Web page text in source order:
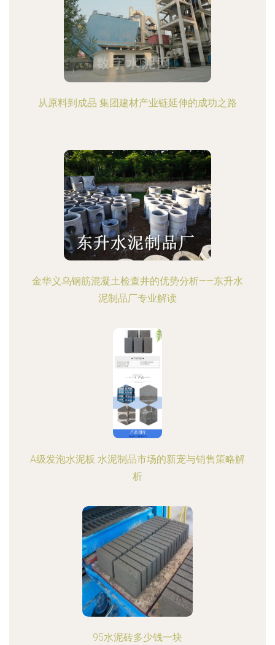
从原料到成品 集团建材产业链延伸的成功之路
金华义乌钢筋混凝土检查井的优势分析——东升水
泥制品厂专业解读
A级发泡水泥板 水泥制品市场的新宠与销售策略解
析
95水泥砖多少钱一块